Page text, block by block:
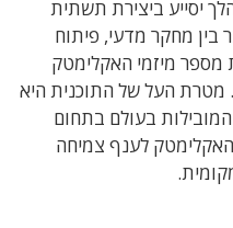
יסייע ביצירת תשתית
מחקר מדעי, פיתוח
מספר מיזמי האקלימטק
מטרת העל של התוכנית היא
בעולם בתחום
לענף צמיחה